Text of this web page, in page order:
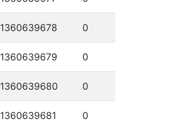
1360639678 0
1360639679 0
1360639680 0
1360639681 0